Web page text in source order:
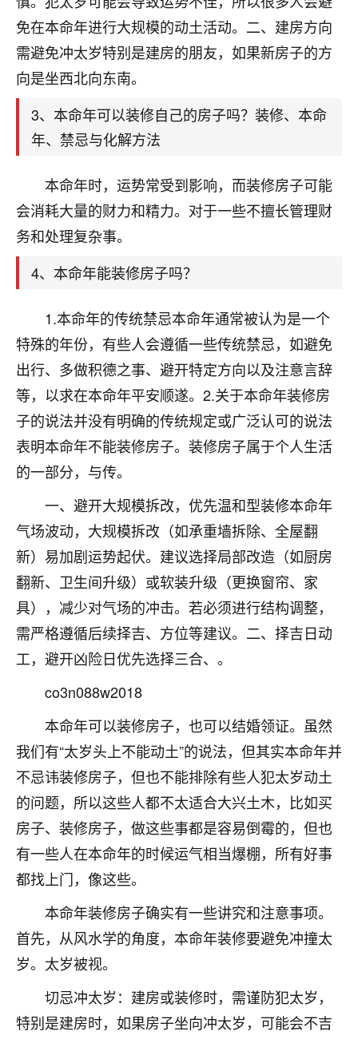
免在本命年进行大规模的动土活动。二、建房方向
需避免冲太岁特别是建房的朋友，如果新房子的方
向是坐西北向东南。
3、本命年可以装修自己的房子吗？装修、本命
年、禁忌与化解方法
本命年时，运势常受到影响，而装修房子可能
会消耗大量的财力和精力。对于一些不擅长管理财
务和处理复杂事。
4、本命年能装修房子吗？
1.本命年的传统禁忌本命年通常被认为是一个
特殊的年份，有些人会遵循一些传统禁忌，如避免
出行、多做积德之事、避开特定方向以及注意言辞
等，以求在本命年平安顺遂。2.关于本命年装修房
子的说法并没有明确的传统规定或广泛认可的说法
表明本命年不能装修房子。装修房子属于个人生活
的一部分，与传。
一、避开大规模拆改，优先温和型装修本命年
气场波动，大规模拆改（如承重墙拆除、全屋翻
新）易加剧运势起伏。建议选择局部改造（如厨房
翻新、卫生间升级）或软装升级（更换窗帘、家
具），减少对气场的冲击。若必须进行结构调整，
需严格遵循后续择吉、方位等建议。二、择吉日动
工，避开凶险日优先选择三合、。
co3n088w2018
本命年可以装修房子，也可以结婚领证。虽然
我们有“太岁头上不能动土”的说法，但其实本命年并
不忌讳装修房子，但也不能排除有些人犯太岁动土
的问题，所以这些人都不太适合大兴土木，比如买
房子、装修房子，做这些事都是容易倒霉的，但也
有一些人在本命年的时候运气相当爆棚，所有好事
都找上门，像这些。
本命年装修房子确实有一些讲究和注意事项。
首先，从风水学的角度，本命年装修要避免冲撞太
岁。太岁被视。
切忌冲太岁：建房或装修时，需谨防犯太岁，
特别是建房时，如果房子坐向冲太岁，可能会不吉
家底快败光了，真是倒霉！我也想找人看看到底怎么
回事？
鹿森：你可以找老师看看，人有时不服命不行
太阳当空赵：我也做餐饮的，生意不算大，但
是我从找店开始都是找慧来老师跟进的，选
址、风水、还有开业日子，哪哪都看了，虽然
刚找老师做了补财库，希望财运更好一点！
2小时前 来自海南
梦醒时分
师，一开始我是病急乱投医，这半年来，法事一个个
做完，我女儿跟变了个人一样，不期望她能考多好的
大学，只要能安安稳稳的把书读了，身体心理都健健
康康的我就很知足了！
鹿森：可怜天下父母心啊！
3小时前 来自河北 16
我是公司人事调整，有升迁机会，但同时竞争的我们
三个，找老师的时候是抱着侥幸心理，没想到老师看
着我晋升有望，我半信半疑的按照老师建议，做了化
太岁还有一个发钱粮，本来年前的人事调整，拖到年
后，我以为都没戏了，结果开年一上班，开会提拔升
职第一个就是我，职务无所谓，主要是底薪加了
3000，非常开心，无论如何，感恩感谢！🙏🏻
鹿森：恭喜升职加薪！！，请客吗？�
12小时前 来自北京
心心相印
我身体不太好，总是病病殃殃的，去检查又没什么大
问题，反正就是不舒服。中医西医看遍了，找不到问
题，后来无意中看到有人推荐慧来老师，跟老师聊过
之后，心情豁然开朗，也听老师建议，处理了一些因
果问题。今年以来，身体比以前好多，主要是心情好
了，老师说境随心转，现在深有体会了。
鹿森 ：是的，其实跟老师聊过之后，最大的感
触，首先就是心态会变好，万般皆是命，半点
不由人！
1天前 来自四川
金白水清
我也想找老师看看，有没有人给个联系方式的啊？